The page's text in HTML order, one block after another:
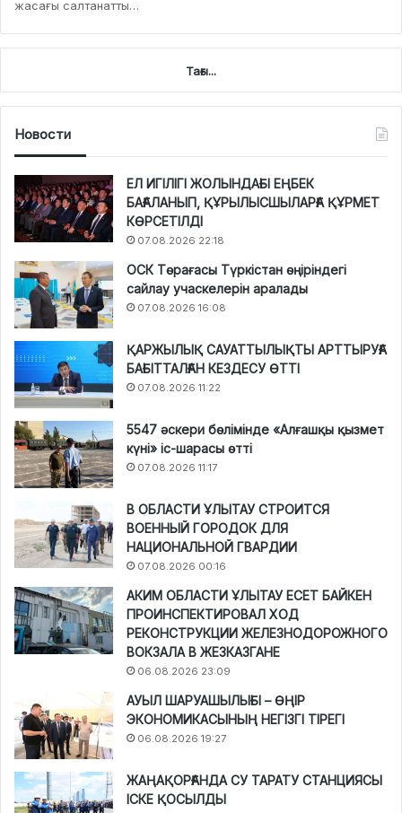
жасағы салтанатты…
Тағы...
Новости
ЕЛ ИГІЛІГІ ЖОЛЫНДАҒЫ ЕҢБЕК
БАҒАЛАНЫП, ҚҰРЫЛЫСШЫЛАРҒА ҚҰРМЕТ
КӨРСЕТІЛДІ
07.08.2026 22:18
ОСК Төрағасы Түркістан өңіріндегі
сайлау учаскелерін аралады
07.08.2026 16:08
ҚАРЖЫЛЫҚ САУАТТЫЛЫҚТЫ АРТТЫРУҒА
БАҒЫТТАЛҒАН КЕЗДЕСУ ӨТТІ
07.08.2026 11:22
5547 әскери бөлімінде «Алғашқы қызмет
күні» іс-шарасы өтті
07.08.2026 11:17
В ОБЛАСТИ ҰЛЫТАУ СТРОИТСЯ
ВОЕННЫЙ ГОРОДОК ДЛЯ
НАЦИОНАЛЬНОЙ ГВАРДИИ
07.08.2026 00:16
АКИМ ОБЛАСТИ ҰЛЫТАУ ЕСЕТ БАЙКЕН
ПРОИНСПЕКТИРОВАЛ ХОД
РЕКОНСТРУКЦИИ ЖЕЛЕЗНОДОРОЖНОГО
ВОКЗАЛА В ЖЕЗКАЗГАНЕ
06.08.2026 23:09
АУЫЛ ШАРУАШЫЛЫҒЫ – ӨҢІР
ЭКОНОМИКАСЫНЫҢ НЕГІЗГІ ТІРЕГІ
06.08.2026 19:27
ЖАҢАҚОРҒАНДА СУ ТАРАТУ СТАНЦИЯСЫ
ІСКЕ ҚОСЫЛДЫ